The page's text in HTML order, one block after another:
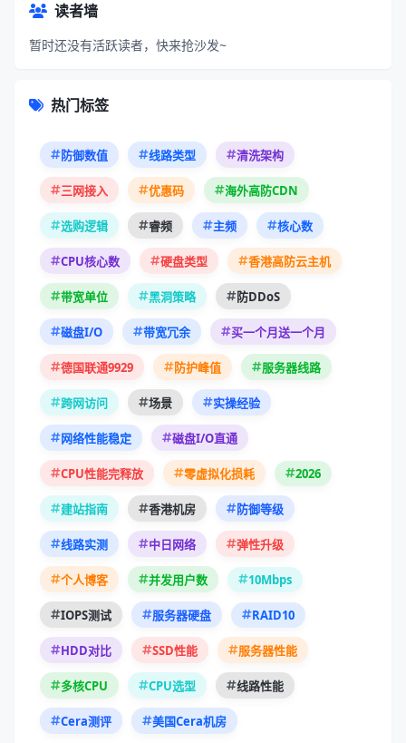
读者墙
暂时还没有活跃读者，快来抢沙发~
热门标签
防御数值 线路类型 清洗架构
三网接入 优惠码 海外高防CDN
选购逻辑 睿频 主频 核心数
CPU核心数 硬盘类型 香港高防云主机
带宽单位 黑洞策略 防DDoS
磁盘I/O 带宽冗余 买一个月送一个月
德国联通9929 防护峰值 服务器线路
跨网访问 场景 实操经验
网络性能稳定 磁盘I/O直通
CPU性能完释放 零虚拟化损耗 2026
建站指南 香港机房 防御等级
线路实测 中日网络 弹性升级
个人博客 并发用户数 10Mbps
IOPS测试 服务器硬盘 RAID10
HDD对比 SSD性能 服务器性能
多核CPU CPU选型 线路性能
Cera测评 美国Cera机房